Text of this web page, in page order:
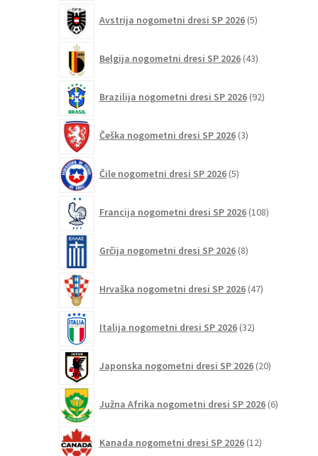
Avstrija nogometni dresi SP 2026 5izdelkov
Belgija nogometni dresi SP 2026 43izdelkov
Brazilija nogometni dresi SP 2026 92izdelkov
Češka nogometni dresi SP 2026 3izdelki
Čile nogometni dresi SP 2026 5izdelkov
Francija nogometni dresi SP 2026 108izdelkov
Grčija nogometni dresi SP 2026 8izdelkov
Hrvaška nogometni dresi SP 2026 47izdelkov
Italija nogometni dresi SP 2026 32izdelkov
Japonska nogometni dresi SP 2026 20izdelkov
Južna Afrika nogometni dresi SP 2026 6izdelkov
Kanada nogometni dresi SP 2026 12izdelkov